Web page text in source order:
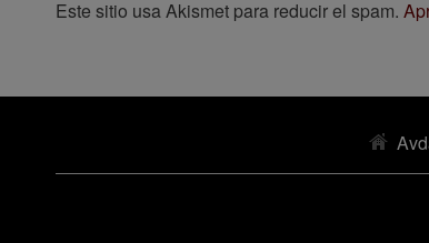
Este sitio usa Akismet para reducir el spam.